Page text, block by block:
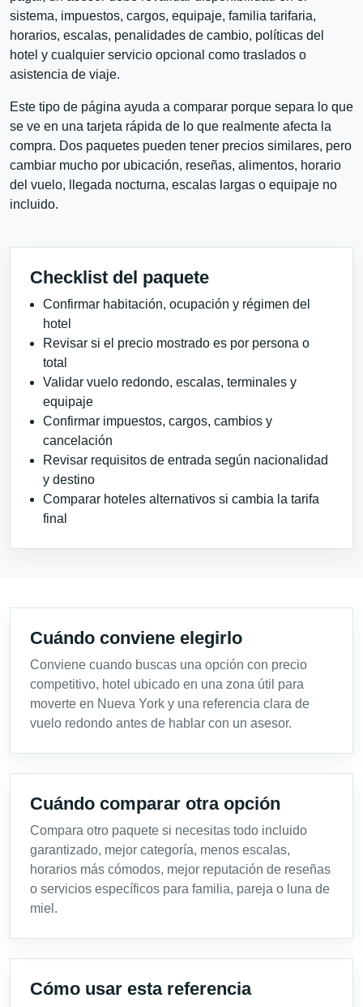
sistema, impuestos, cargos, equipaje, familia tarifaria,
horarios, escalas, penalidades de cambio, políticas del
hotel y cualquier servicio opcional como traslados o
asistencia de viaje.
Este tipo de página ayuda a comparar porque separa lo que
se ve en una tarjeta rápida de lo que realmente afecta la
compra. Dos paquetes pueden tener precios similares, pero
cambiar mucho por ubicación, reseñas, alimentos, horario
del vuelo, llegada nocturna, escalas largas o equipaje no
incluido.
Checklist del paquete
Confirmar habitación, ocupación y régimen del
hotel
Revisar si el precio mostrado es por persona o
total
Validar vuelo redondo, escalas, terminales y
equipaje
Confirmar impuestos, cargos, cambios y
cancelación
Revisar requisitos de entrada según nacionalidad
y destino
Comparar hoteles alternativos si cambia la tarifa
final
Cuándo conviene elegirlo
Conviene cuando buscas una opción con precio
competitivo, hotel ubicado en una zona útil para
moverte en Nueva York y una referencia clara de
vuelo redondo antes de hablar con un asesor.
Cuándo comparar otra opción
Compara otro paquete si necesitas todo incluido
garantizado, mejor categoría, menos escalas,
horarios más cómodos, mejor reputación de reseñas
o servicios específicos para familia, pareja o luna de
miel.
Cómo usar esta referencia